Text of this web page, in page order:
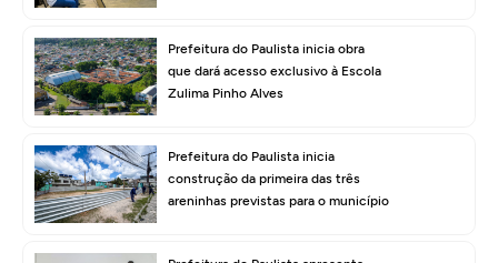
Prefeitura do Paulista inicia obra
que dará acesso exclusivo à Escola
Zulima Pinho Alves
Prefeitura do Paulista inicia
construção da primeira das três
areninhas previstas para o município